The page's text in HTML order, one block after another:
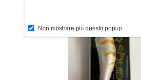
Non mostrare più questo popup